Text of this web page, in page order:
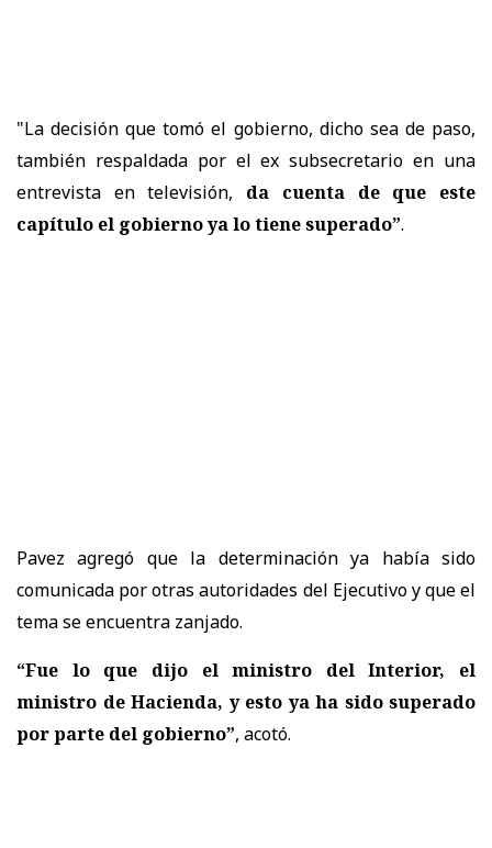
"La decisión que tomó el gobierno, dicho sea de paso,
también respaldada por el ex subsecretario en una
entrevista en televisión, da cuenta de que este
capítulo el gobierno ya lo tiene superado”.
Pavez agregó que la determinación ya había sido
comunicada por otras autoridades del Ejecutivo y que el
tema se encuentra zanjado.
“Fue lo que dijo el ministro del Interior, el
ministro de Hacienda, y esto ya ha sido superado
por parte del gobierno”, acotó.